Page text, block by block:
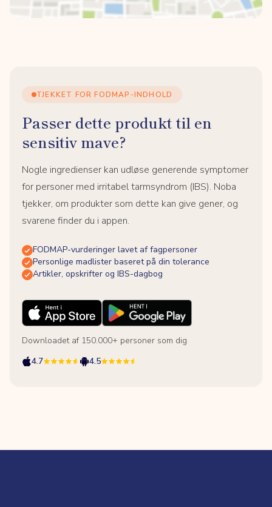
TJEKKET FOR FODMAP-INDHOLD
Passer dette produkt til en
sensitiv mave?
Nogle ingredienser kan udløse generende symptomer
for personer med irritabel tarmsyndrom (IBS). Noba
tjekker, om produkter som dette kan give gener, og
svarene finder du i appen.
FODMAP-vurderinger lavet af fagpersoner
Personlige madlister baseret på din tolerance
Artikler, opskrifter og IBS-dagbog
Downloadet af 150.000+ personer som dig
4.7
4.5